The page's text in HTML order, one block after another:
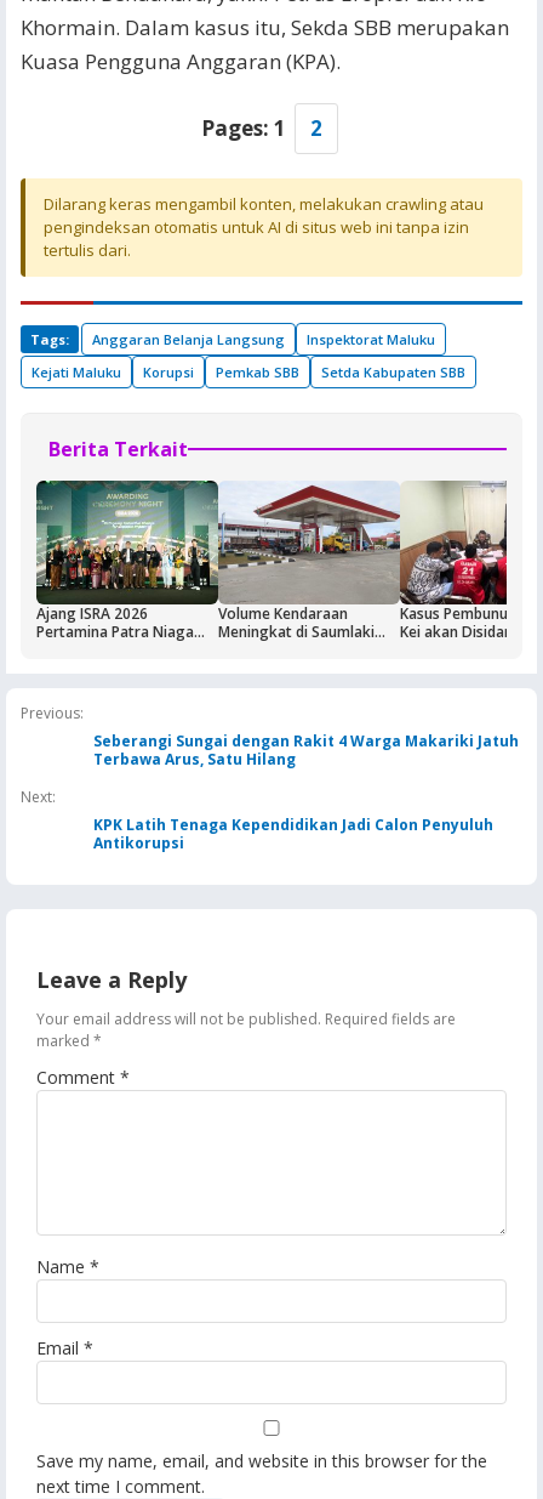
Khormain. Dalam kasus itu, Sekda SBB merupakan
Kuasa Pengguna Anggaran (KPA).
Pages: 1 2
Dilarang keras mengambil konten, melakukan crawling atau
pengindeksan otomatis untuk AI di situs web ini tanpa izin
tertulis dari.
Tags: Anggaran Belanja Langsung
Inspektorat Maluku
Kejati Maluku
Korupsi Pemkab SBB Setda Kabupaten SBB
Berita Terkait
Ajang ISRA 2026
Pertamina Patra Niaga
Volume Kendaraan
Meningkat di Saumlaki
Kasus Pembunuhan
Kei akan
Previous:
Seberangi Sungai dengan Rakit 4 Warga Makariki Jatuh
Terbawa Arus, Satu Hilang
Next:
KPK Latih Tenaga Kependidikan Jadi Calon Penyuluh
Antikorupsi
Leave a Reply
Your email address will not be published. Required fields are
marked *
Comment *
Name *
Email *
Save my name, email, and website in this browser for the
next time I comment.